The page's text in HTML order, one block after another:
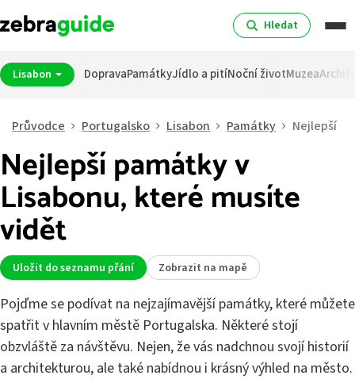
Hledat
Lisabon DopravaPamátkyJídlo a pitíNoční životMuzea
Průvodce Portugalsko Lisabon Památky Nejlepší
Nejlepší památky v
Lisabonu, které musíte
vidět
Uložit do seznamu přání Zobrazit na mapě
Pojďme se podívat na nejzajímavější památky, které můžete
spatřit v hlavním městě Portugalska. Některé stojí
obzvláště za návštěvu. Nejen, že vás nadchnou svojí historií
a architekturou, ale také nabídnou i krásný výhled na město.